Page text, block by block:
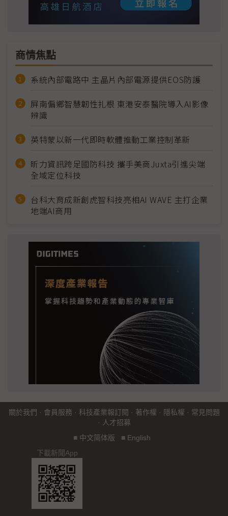
商情焦點
系統內部電路中 主晶片內部電源提供EOS防護
屏南偏鄉智慧韌性扎根 東港安泰醫院導入AI影像
辨識
英特蒙以新一代即時軟體推動工業控制革新
昕力資訊跨足國防科技 攜手美商Juxta引進尖端
全域定位科技
台科大育成新創虎智科技亮相AI WAVE 主打企業
地端AI商用
關於我們 · 會員服務 · 科技產業報訂閱 · 著作權 · 隱私權 · 常見問題
· 人才招募
■ 中文简体版 ■ English
下載新聞App